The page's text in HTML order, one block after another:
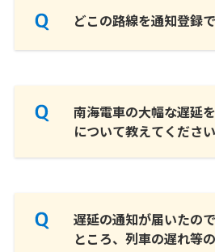
どこの路線を通知登録
南海電車の大幅な遅延
について教えてください
遅延の通知が届いたの
ところ、列車の遅れ等